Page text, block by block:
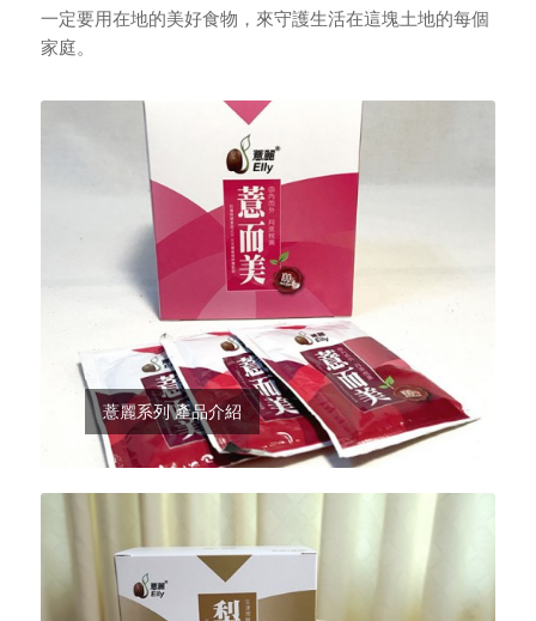
一定要用在地的美好食物，來守護生活在這塊土地的每個
家庭。
薏麗系列 產品介紹